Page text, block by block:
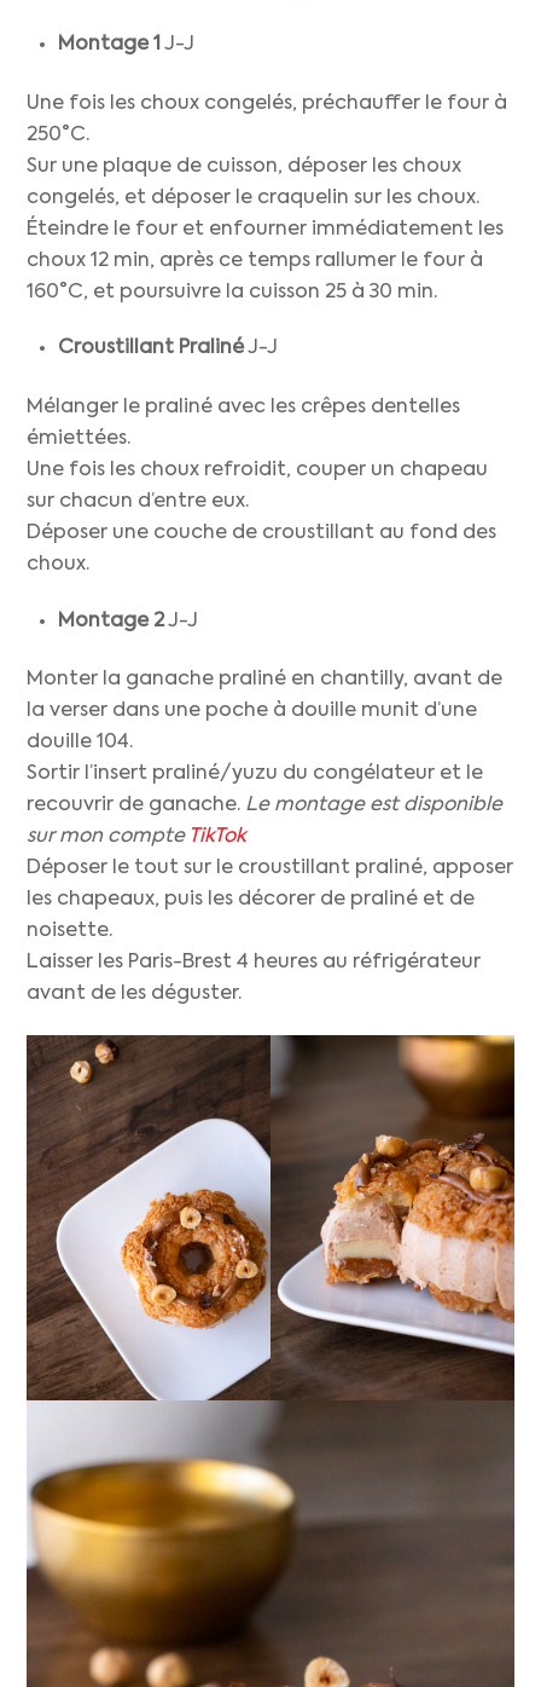
Montage 1J-J
Une fois les choux congelés, préchauffer le four à
250°C.
Sur une plaque de cuisson, déposer les choux
congelés, et déposer le craquelin sur les choux.
Éteindre le four et enfourner immédiatement les
choux 12 min, après ce temps rallumer le four à
160°C, et poursuivre la cuisson 25 à 30 min.
Croustillant PralinéJ-J
Mélanger le praliné avec les crêpes dentelles
émiettées.
Une fois les choux refroidit, couper un chapeau
sur chacun d’entre eux.
Déposer une couche de croustillant au fond des
choux.
Montage 2J-J
Monter la ganache praliné en chantilly, avant de
la verser dans une poche à douille munit d’une
douille 104.
Sortir l’insert praliné/yuzu du congélateur et le
recouvrir de ganache. Le montage est disponible
sur mon compte TikTok
Déposer le tout sur le croustillant praliné, apposer
les chapeaux, puis les décorer de praliné et de
noisette.
Laisser les Paris-Brest 4 heures au réfrigérateur
avant de les déguster.